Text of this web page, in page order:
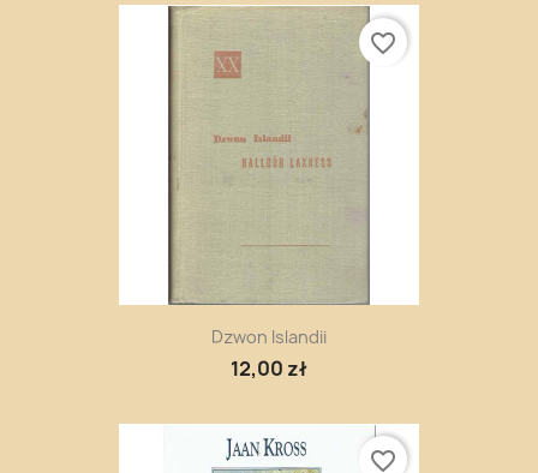
Dzwon Islandii
12,00 zł
favorite_border
favorite_border